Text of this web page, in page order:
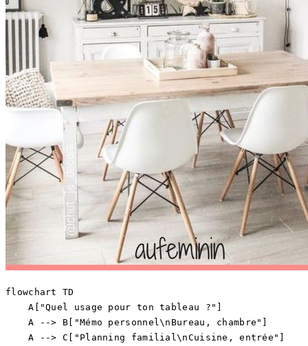
flowchart TD
    A["Quel usage pour ton tableau ?"]
    A --> B["Mémo personnel\nBureau, chambre"]
    A --> C["Planning familial\nCuisine, entrée"]